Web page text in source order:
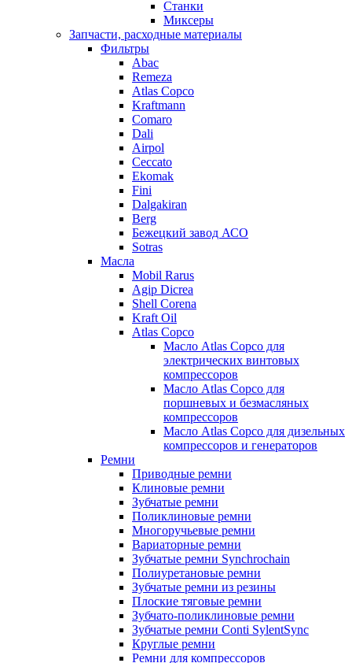
Станки
Миксеры
Запчасти, расходные материалы
Фильтры
Abac
Remeza
Atlas Copco
Kraftmann
Comaro
Dali
Airpol
Ceccato
Ekomak
Fini
Dalgakiran
Berg
Бежецкий завод АСО
Sotras
Масла
Mobil Rarus
Agip Dicrea
Shell Corena
Kraft Oil
Atlas Copco
Масло Atlas Copco для
электрических винтовых
компрессоров
Масло Atlas Copco для
поршневых и безмасляных
компрессоров
Масло Atlas Copco для дизельных
компрессоров и генераторов
Ремни
Приводные ремни
Клиновые ремни
Зубчатые ремни
Поликлиновые ремни
Многоручьевые ремни
Вариаторные ремни
Зубчатые ремни Synchrochain
Полиуретановые ремни
Зубчатые ремни из резины
Плоские тяговые ремни
Зубчато-поликлиновые ремни
Зубчатые ремни Conti SylentSync
Круглые ремни
Ремни для компрессоров